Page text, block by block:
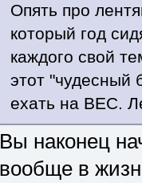
Опять про
который год
каждого свой
этот "чудесный
ехать на ВЕС.
Вы наконец
вообще в